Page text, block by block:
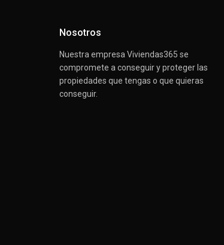
Nosotros
Nuestra empresa Viviendas365 se
compromete a conseguir y proteger las
propiedades que tengas o que quieras
conseguir.